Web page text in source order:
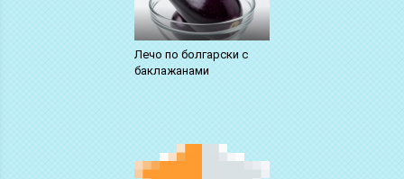
Лечо по болгарски с
баклажанами